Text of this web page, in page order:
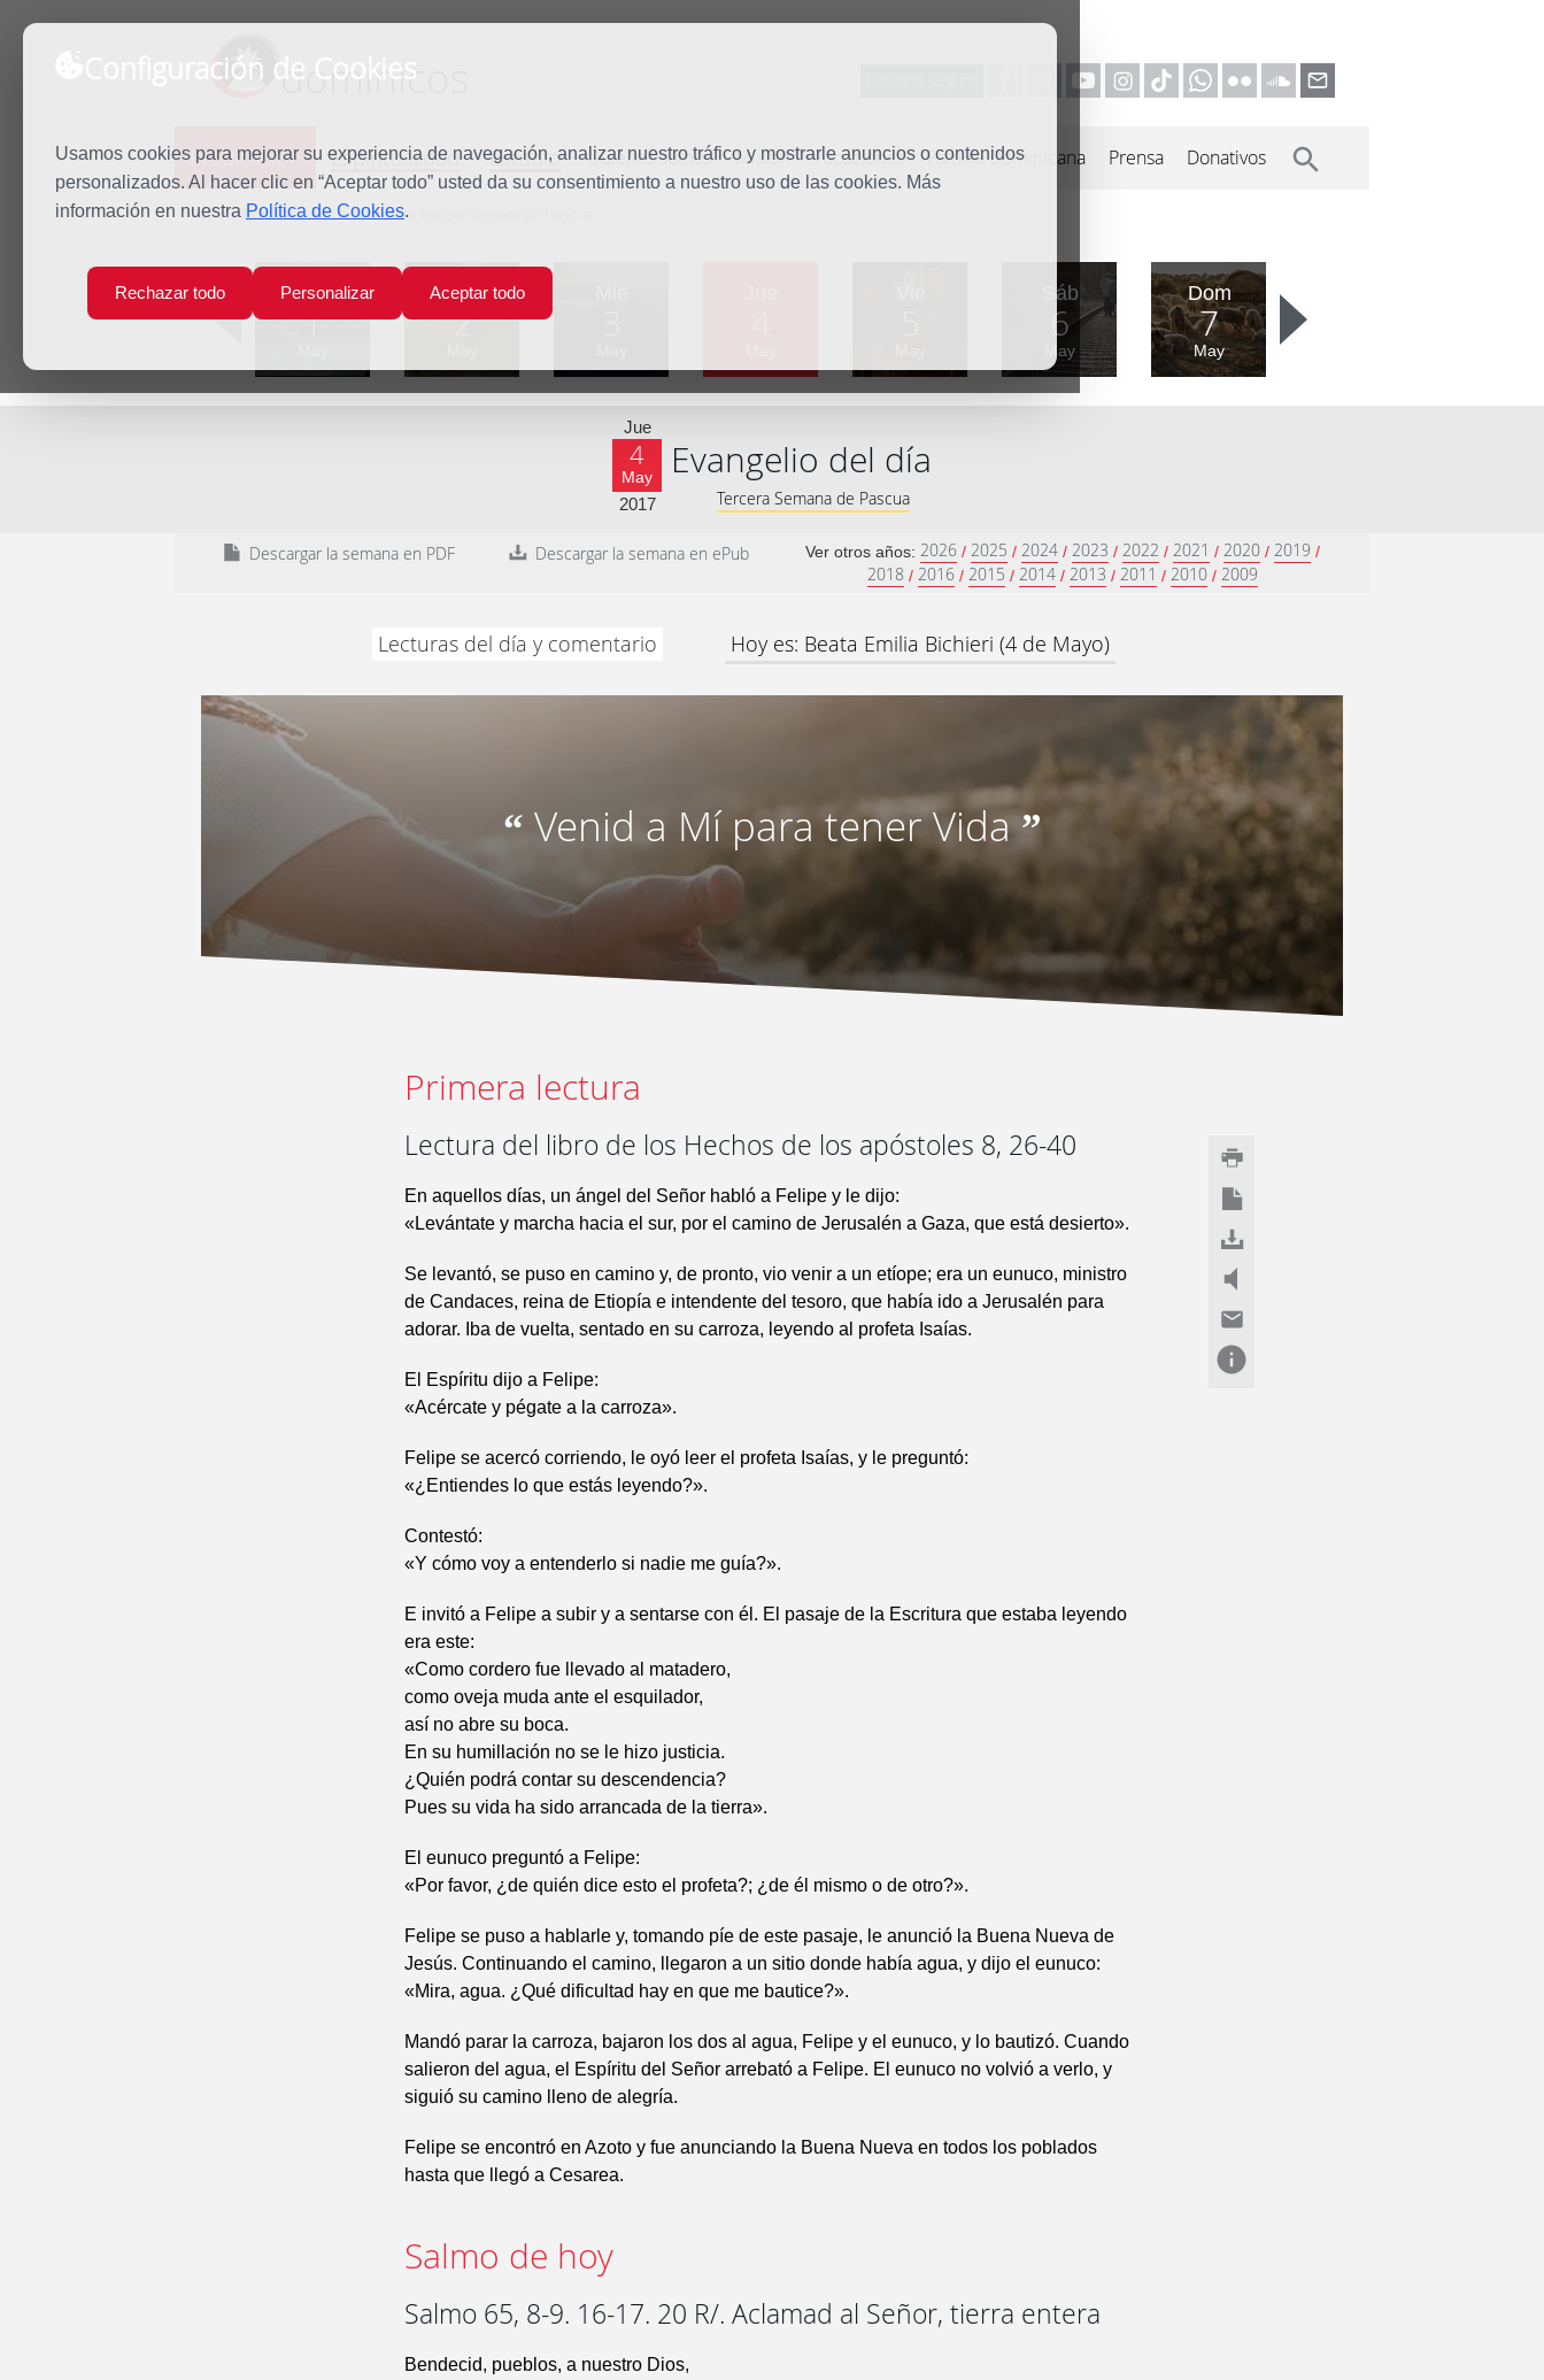
Configuración de Cookies
Usamos cookies para mejorar su experiencia de navegación, analizar nuestro tráfico y mostrarle anuncios o contenidos
personalizados. Al hacer clic en “Aceptar todo” usted da su consentimiento a nuestro uso de las cookies. Más
información en nuestra Política de Cookies.
Rechazar todo Personalizar Aceptar todo
dominicos
Predicación Espiritualidad Estudio Quiénes somos Misión Vocaciones Familia Dominicana Prensa Donativos
Inicio Predicación Jueves de la Tercera Semana de Pascua
Lun
1
Mar
2
Sáb
6
May
Dom
7
May
Jue
4
May
2017
Evangelio del día
Tercera Semana de Pascua
Descargar la semana en PDF Descargar la semana en ePub Ver otros años: 2026 / 2025 / 2024 / 2023 / 2022 / 2021 / 2020 / 2019 /
2018 / 2016 / 2015 / 2014 / 2013 / 2011 / 2010 / 2009
Lecturas del día y comentario Hoy es: Beata Emilia Bichieri (4 de Mayo)
“ Venid a Mí para tener Vida”
Primera lectura
Lectura del libro de los Hechos de los apóstoles 8, 26-40
En aquellos días, un ángel del Señor habló a Felipe y le dijo:
«Levántate y marcha hacia el sur, por el camino de Jerusalén a Gaza, que está desierto».
Se levantó, se puso en camino y, de pronto, vio venir a un etíope; era un eunuco, ministro
de Candaces, reina de Etiopía e intendente del tesoro, que había ido a Jerusalén para
adorar. Iba de vuelta, sentado en su carroza, leyendo al profeta Isaías.
El Espíritu dijo a Felipe:
«Acércate y pégate a la carroza».
Felipe se acercó corriendo, le oyó leer el profeta Isaías, y le preguntó:
«¿Entiendes lo que estás leyendo?».
Contestó:
«Y cómo voy a entenderlo si nadie me guía?».
E invitó a Felipe a subir y a sentarse con él. El pasaje de la Escritura que estaba leyendo
era este:
«Como cordero fue llevado al matadero,
como oveja muda ante el esquilador,
así no abre su boca.
En su humillación no se le hizo justicia.
¿Quién podrá contar su descendencia?
Pues su vida ha sido arrancada de la tierra».
El eunuco preguntó a Felipe:
«Por favor, ¿de quién dice esto el profeta?; ¿de él mismo o de otro?».
Felipe se puso a hablarle y, tomando píe de este pasaje, le anunció la Buena Nueva de
Jesús. Continuando el camino, llegaron a un sitio donde había agua, y dijo el eunuco:
«Mira, agua. ¿Qué dificultad hay en que me bautice?».
Mandó parar la carroza, bajaron los dos al agua, Felipe y el eunuco, y lo bautizó. Cuando
salieron del agua, el Espíritu del Señor arrebató a Felipe. El eunuco no volvió a verlo, y
siguió su camino lleno de alegría.
Felipe se encontró en Azoto y fue anunciando la Buena Nueva en todos los poblados
hasta que llegó a Cesarea.
Salmo de hoy
Salmo 65, 8-9. 16-17. 20 R/. Aclamad al Señor, tierra entera
Bendecid, pueblos, a nuestro Dios,